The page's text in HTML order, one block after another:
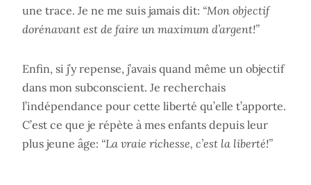
une trace. Je ne me suis jamais dit: “Mon objectif
dorénavant est de faire un maximum d’argent!”
Enfin, si j’y repense, j’avais quand même un objectif
dans mon subconscient. Je recherchais
l’indépendance pour cette liberté qu’elle t’apporte.
C’est ce que je répète à mes enfants depuis leur
plus jeune âge: “La vraie richesse, c’est la liberté!”